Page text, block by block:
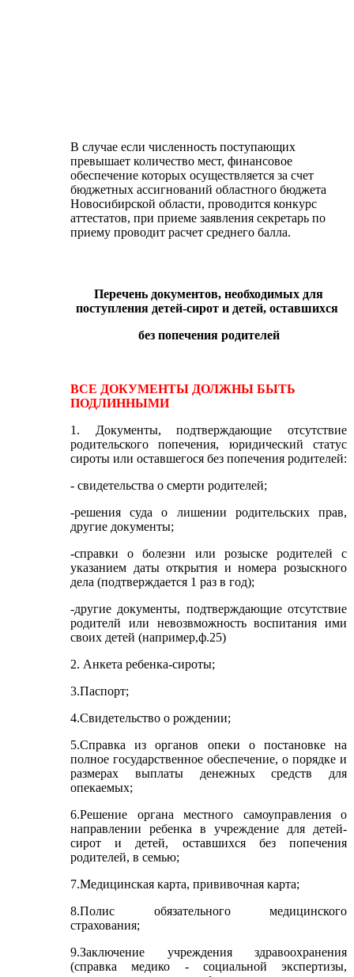
В случае если численность поступающих
превышает количество мест, финансовое
обеспечение которых осуществляется за счет
бюджетных ассигнований областного бюджета
Новосибирской области, проводится конкурс
аттестатов, при приеме заявления секретарь по
приему проводит расчет среднего балла.
Перечень документов, необходимых для
поступления детей-сирот и детей, оставшихся
без попечения родителей
ВСЕ ДОКУМЕНТЫ ДОЛЖНЫ БЫТЬ
ПОДЛИННЫМИ
1. Документы, подтверждающие отсутствие
родительского попечения, юридический статус
сироты или оставшегося без попечения родителей:
- свидетельства о смерти родителей;
-решения суда о лишении родительских прав,
другие документы;
-справки о болезни или розыске родителей с
указанием даты открытия и номера розыскного
дела (подтверждается 1 раз в год);
-другие документы, подтверждающие отсутствие
родителй или невозвможность воспитания ими
своих детей (например,ф.25)
2. Анкета ребенка-сироты;
3.Паспорт;
4.Свидетельство о рождении;
5.Справка из органов опеки о постановке на
полное государственное обеспечение, о порядке и
размерах выплаты денежных средств для
опекаемых;
6.Решение органа местного самоуправления о
направлении ребенка в учреждение для детей-
сирот и детей, оставшихся без попечения
родителей, в семью;
7.Медицинская карта, прививочная карта;
8.Полис обязательного медицинского
страхования;
9.Заключение учреждения здравоохранения
(справка медико - социальной экспертизы,